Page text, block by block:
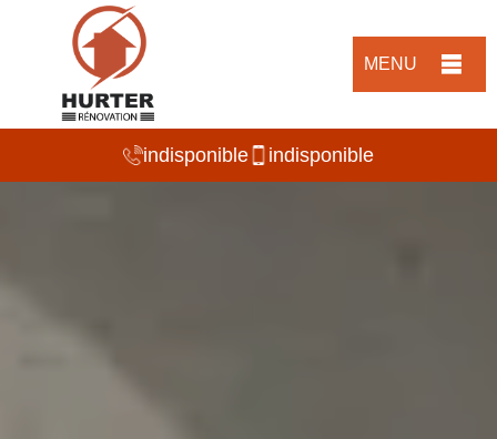
MENU
indisponible indisponible